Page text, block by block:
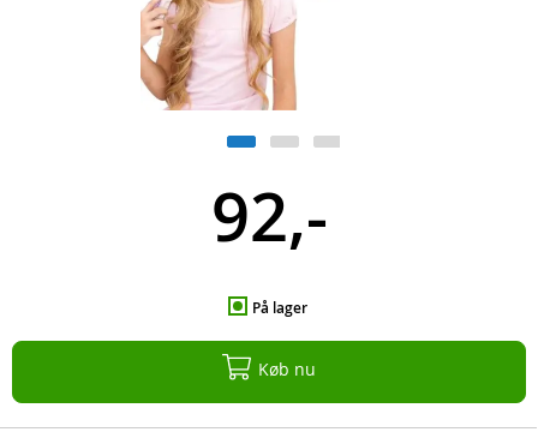
92,-
På lager
Køb nu